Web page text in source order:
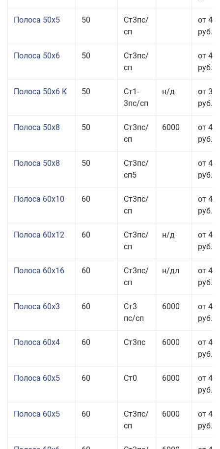
Полоса 50x5 50
Ст3пс/
сп
от 43
руб.
Полоса 50x6 50
Ст3пс/
сп
от 43
руб.
Полоса 50x6 К 50
Ст1-
3пс/сп
н/д
от 35
руб.
Полоса 50x8 50
Ст3пс/
сп
6000
от 43
руб.
Полоса 50x8 50
Ст3пс/
сп5
от 43
руб.
Полоса 60x10 60
Ст3пс/
сп
от 42
руб.
Полоса 60x12 60
Ст3пс/
сп
н/д
от 46
руб.
Полоса 60x16 60
Ст3пс/
сп
н/дл
от 48
руб.
Полоса 60x3 60
Ст3
пс/сп
6000
от 46
руб.
Полоса 60x4 60 Ст3пс 6000
от 45
руб.
Полоса 60x5 60 Ст0 6000
от 43
руб.
Полоса 60x5 60
Ст3пс/
сп
6000
от 43
руб.